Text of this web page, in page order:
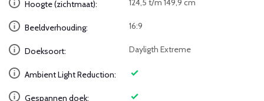
Hoogte (zichtmaat): 124,5 t/m 149,9 cm
Beeldverhouding: 16:9
Doeksoort: Dayligth Extreme
Ambient Light Reduction:
Gespannen doek: